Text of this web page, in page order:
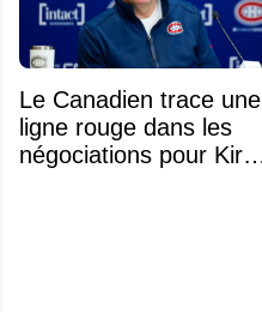
Le Canadien trace une
ligne rouge dans les
négociations pour Kirill